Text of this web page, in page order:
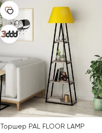
Торшер PAL FLOOR LAMP